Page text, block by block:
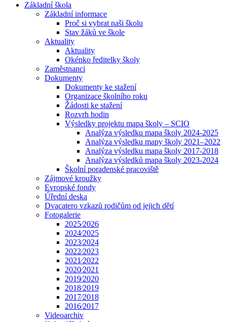
Základní škola
Základní informace
Proč si vybrat naši školu
Stav žáků ve škole
Aktuality
Aktuality
Okénko ředitelky školy
Zaměstnanci
Dokumenty
Dokumenty ke stažení
Organizace školního roku
Žádosti ke stažení
Rozvrh hodin
Výsledky projektu mapa školy – SCIO
Analýza výsledku mapa školy 2024-2025
Analýza výsledku mapy školy 2021–2022
Analýza výsledku mapa školy 2017-2018
Analýza výsledků mapa školy 2023-2024
Školní poradenské pracoviště
Zájmové kroužky
Evropské fondy
Úřední deska
Dvacatero vzkazů rodičům od jejich dětí
Fotogalerie
2025⁄2026
2024⁄2025
2023⁄2024
2022⁄2023
2021⁄2022
2020⁄2021
2019⁄2020
2018⁄2019
2017⁄2018
2016⁄2017
Videoarchiv